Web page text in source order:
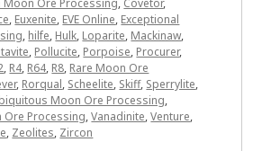
Moon Ore Processing, Covetor,
, Euxenite, EVE Online, Exceptional
, hilfe, Hulk, Loparite, Mackinaw,
, Pollucite, Porpoise, Procurer,
, R4, R64, R8, Rare Moon Ore
, Rorqual, Scheelite, Skiff, Sperrylite,
Moon Ore Processing,
Ore Processing,Vanadinite,Venture,
, Zeolites, Zircon